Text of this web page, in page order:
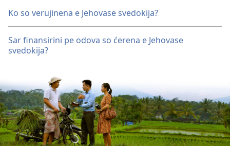
Ko so verujinena e Jehovase svedokija?
Sar finansirini pe odova so ćerena e Jehovase
svedokija?